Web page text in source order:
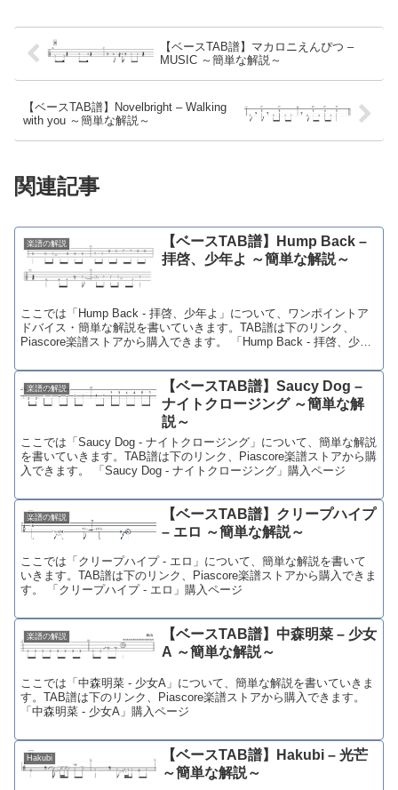
【ベースTAB譜】マカロニえんぴつ –
MUSIC ～簡単な解説～
【ベースTAB譜】Novelbright – Walking
with you ～簡単な解説～
関連記事
楽譜の解説
【ベースTAB譜】Hump Back –
拝啓、少年よ ～簡単な解説～
ここでは「Hump Back - 拝啓、少年よ」について、ワンポイントア
ドバイス・簡単な解説を書いていきます。TAB譜は下のリンク、
Piascore楽譜ストアから購入できます。 「Hump Back - 拝啓、少年
楽譜の解説
【ベースTAB譜】Saucy Dog –
ナイトクロージング ～簡単な解
説～
ここでは「Saucy Dog - ナイトクロージング」について、簡単な解説
を書いていきます。TAB譜は下のリンク、Piascore楽譜ストアから購
入できます。 「Saucy Dog - ナイトクロージング」購入ページ
楽譜の解説
【ベースTAB譜】クリープハイプ
– エロ ～簡単な解説～
ここでは「クリープハイプ - エロ」について、簡単な解説を書いて
いきます。TAB譜は下のリンク、Piascore楽譜ストアから購入できま
す。 「クリープハイプ - エロ」購入ページ
楽譜の解説
【ベースTAB譜】中森明菜 – 少女
A ～簡単な解説～
ここでは「中森明菜 - 少女A」について、簡単な解説を書いていきま
す。TAB譜は下のリンク、Piascore楽譜ストアから購入できます。
「中森明菜 - 少女A」購入ページ
Hakubi
【ベースTAB譜】Hakubi – 光芒
～簡単な解説～